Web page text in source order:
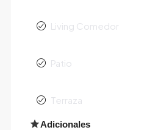
Living Comedor
Patio
Terraza
Adicionales